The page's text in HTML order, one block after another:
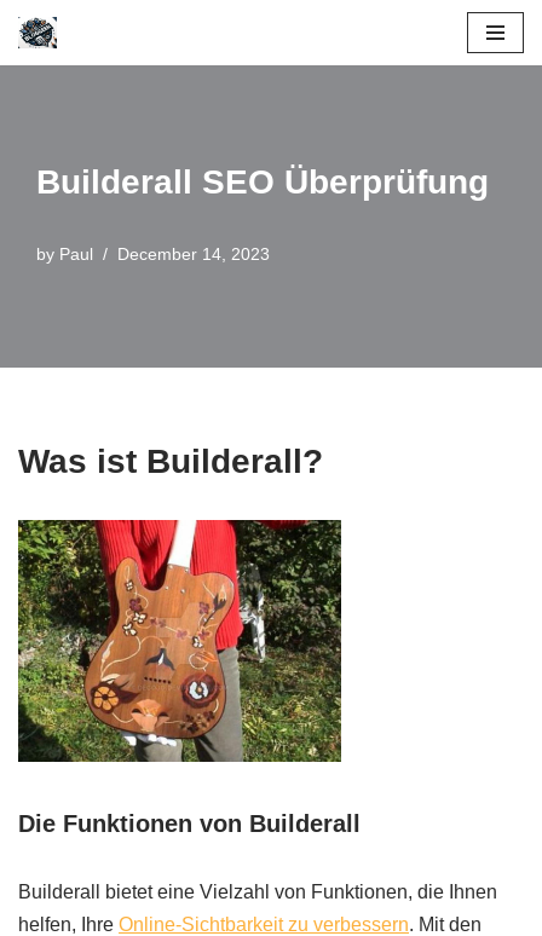
Skip
Builderall SEO Überprüfung
by Paul December 14, 2023
Was ist Builderall?
Die Funktionen von Builderall
Builderall bietet eine Vielzahl von Funktionen, die Ihnen
helfen, Ihre Online-Sichtbarkeit zu verbessern. Mit den